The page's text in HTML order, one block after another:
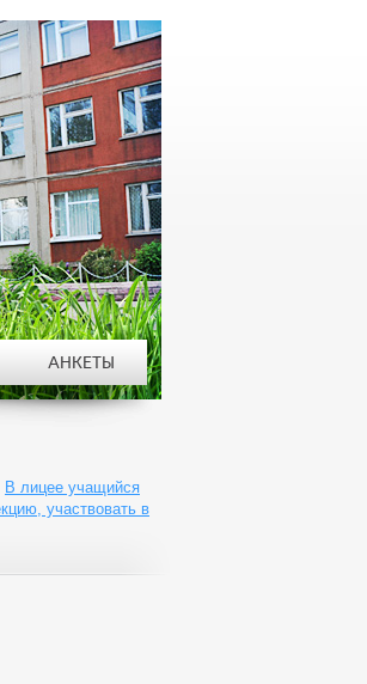
В лицее учащийся
участвовать в
АНКЕТЫ